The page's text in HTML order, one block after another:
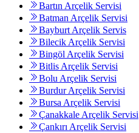
Bartın Arçelik Servisi
Batman Arçelik Servisi
Bayburt Arçelik Servis
Bilecik Arçelik Servisi
Bingöl Arçelik Servisi
Bitlis Arçelik Servisi
Bolu Arçelik Servisi
Burdur Arçelik Servisi
Bursa Arçelik Servisi
Çanakkale Arçelik Servisi
Çankırı Arçelik Servisi